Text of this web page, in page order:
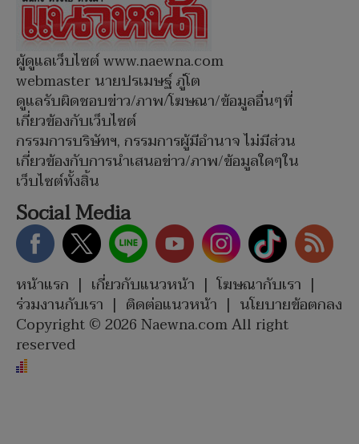
ผู้ดูแลเว็บไซต์ www.naewna.com
webmaster นายปรเมษฐ์ ภู่โต
ดูแลรับผิดชอบข่าว/ภาพ/โฆษณา/ข้อมูลอื่นๆที่
เกี่ยวข้องกับเว็บไซต์
กรรมการบริษัทฯ, กรรมการผู้มีอำนาจ ไม่มีส่วน
เกี่ยวข้องกับการนำเสนอข่าว/ภาพ/ข้อมูลใดๆใน
เว็บไซต์ทั้งสิ้น
Social Media
หน้าแรก | เกี่ยวกับแนวหน้า | โฆษณากับเรา |
ร่วมงานกับเรา | ติดต่อแนวหน้า | นโยบายข้อตกลง
Copyright © 2026 Naewna.com All right
reserved